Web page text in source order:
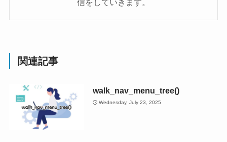
信をしていきます。
関連記事
walk_nav_menu_tree()
Wednesday, July 23, 2025